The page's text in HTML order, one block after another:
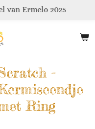
van Ermelo 2025
-
Ring